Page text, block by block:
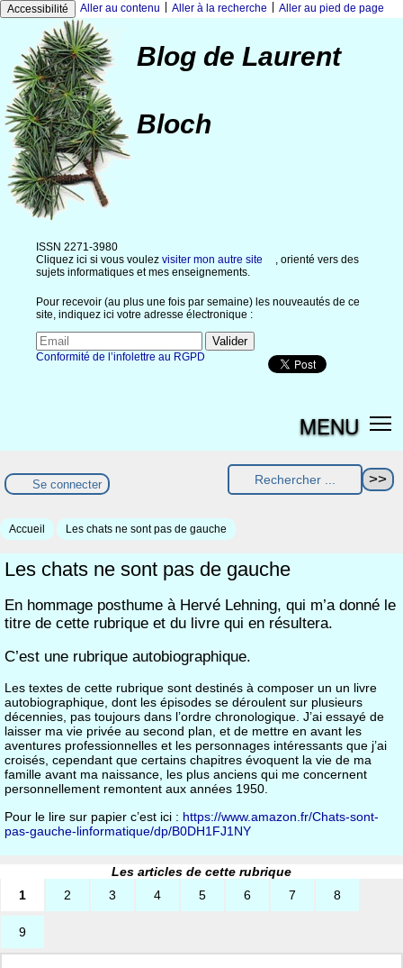
Accessibilité Aller au contenu Aller à la recherche Aller au pied de page
Blog de Laurent
Bloch
ISSN 2271-3980
Cliquez ici si vous voulez visiter mon autre site
, orienté vers des
sujets informatiques et mes enseignements.
Pour recevoir (au plus une fois par semaine) les nouveautés de ce
site, indiquez ici votre adresse électronique :
Conformité de l’infolettre au RGPD
MENU
Se connecter
Accueil Les chats ne sont pas de gauche
Les chats ne sont pas de gauche
En hommage posthume à Hervé Lehning, qui m’a donné le
titre de cette rubrique et du livre qui en résultera.
C’est une rubrique autobiographique.
Les textes de cette rubrique sont destinés à composer un un livre
autobiographique, dont les épisodes se déroulent sur plusieurs
décennies, pas toujours dans l’ordre chronologique. J’ai essayé de
laisser ma vie privée au second plan, et de mettre en avant les
aventures professionnelles et les personnages intéressants que j’ai
croisés, cependant que certains chapitres évoquent la vie de ma
famille avant ma naissance, les plus anciens qui me concernent
personnellement remontent aux années 1950.
Pour le lire sur papier c’est ici : https://www.amazon.fr/Chats-sont-
pas-gauche-linformatique/dp/B0DH1FJ1NY
Les articles de cette rubrique
1
2 3 4 5 6 7 8
9